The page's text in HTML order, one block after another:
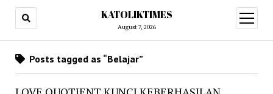
KATOLIKTIMES
August 7, 2026
open
menu
Posts tagged as “Belajar”